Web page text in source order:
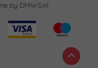
by DMWS.nl